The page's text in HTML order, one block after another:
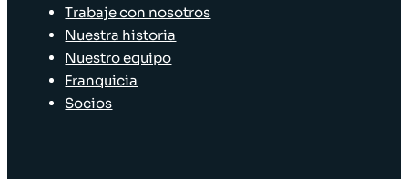
Trabaje con nosotros
Nuestra historia
Nuestro equipo
Franquicia
Socios